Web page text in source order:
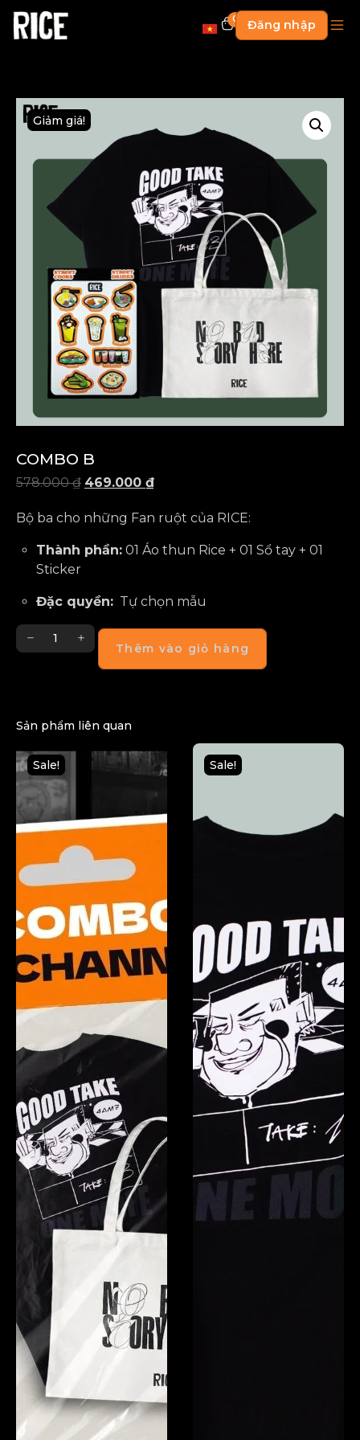
0 Đăng nhập
Giảm giá!
COMBO B
578.000₫ 469.000 ₫
Bộ ba cho những Fan ruột của RICE:
Thành phần: 01 Áo thun Rice + 01 Sổ tay + 01
Sticker
Đặc quyền: Tự chọn mẫu
Thêm vào giỏ hàng
Sản phẩm liên quan
Sale! Sale!